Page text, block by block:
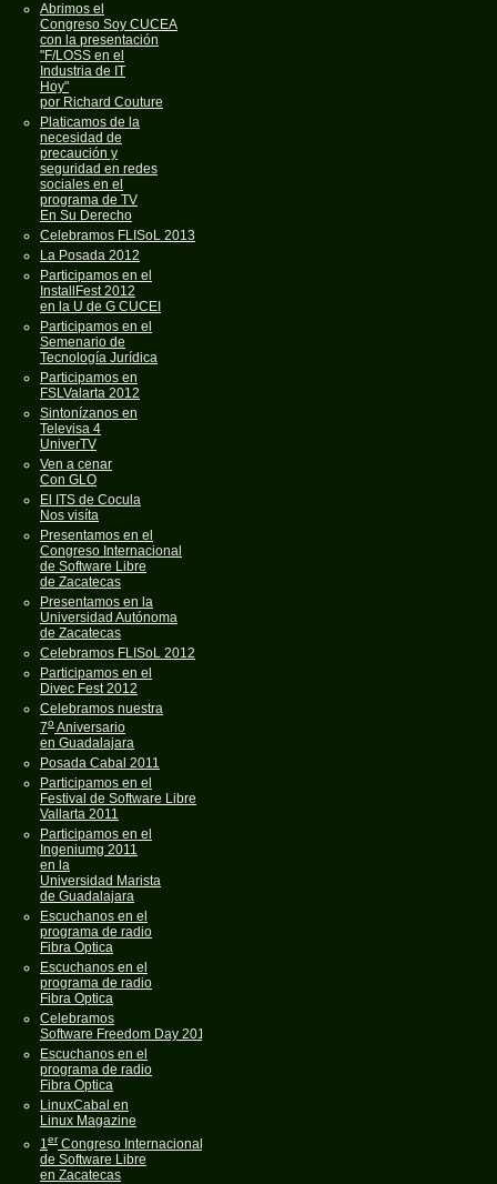
Abrimos el
Congreso Soy CUCEA
con la presentación
"F/LOSS en el
Industria de IT
Hoy"
por Richard Couture
Platicamos de la
necesidad de
precaución y
seguridad en redes
sociales en el
programa de TV
En Su Derecho
Celebramos FLISoL 2013
La Posada 2012
Participamos en el
InstallFest 2012
en la U de G CUCEI
Participamos en el
Semenario de
Tecnología Jurídica
Participamos en
FSLValarta 2012
Sintonízanos en
Televisa 4
UniverTV
Ven a cenar
Con GLO
El ITS de Cocula
Nos visíta
Presentamos en el
Congreso Internacional
de Software Libre
de Zacatecas
Presentamos en la
Universidad Autónoma
de Zacatecas
Celebramos FLISoL 2012
Participamos en el
Divec Fest 2012
Celebramos nuestra
7oAniversario
en Guadalajara
Posada Cabal 2011
Participamos en el
Festival de Software Libre
Vallarta 2011
Participamos en el
Ingeniumg 2011
en la
Universidad Marista
de Guadalajara
Escuchanos en el
programa de radio
Fibra Optica
Escuchanos en el
programa de radio
Fibra Optica
Celebramos
Software Freedom Day 2011
Escuchanos en el
programa de radio
Fibra Optica
LinuxCabal en
Linux Magazine
1er Congreso Internacional
de Software Libre
en Zacatecas